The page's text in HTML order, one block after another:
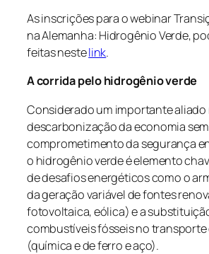
As inscrições para o webinar
na Alemanha: HidrogênioVerde,
feitas nestelink.
A corrida pelohidrogênioverde
Considerado um importante aliado
descarbonização da economia
comprometimento da segurança
o hidrogênioverdeé elemento
de desafios energéticos como o
da geração variável de fontes
fotovoltaica, eólica) e a
combustíveis fósseis no transporte
(química e de ferro e aço).